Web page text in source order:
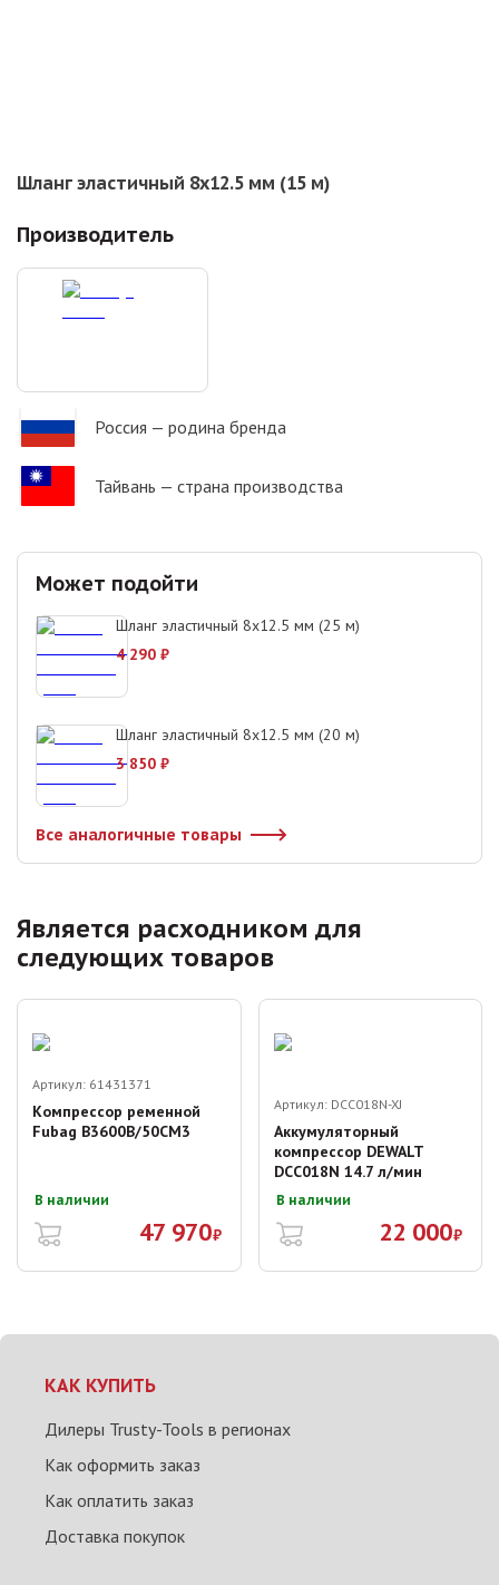
Шланг эластичный 8х12.5 мм (15 м)
Производитель
Россия — родина бренда
Тайвань — страна производства
Может подойти
Шланг эластичный 8х12.5 мм (25 м)
4 290 ₽
Шланг эластичный 8х12.5 мм (20 м)
3 850 ₽
Все аналогичные товары
Является расходником для
следующих товаров
Артикул: 61431371
Компрессор ременной
Fubag B3600B/50CM3
В наличии
47 970₽
Артикул: DCC018N-XJ
Аккумуляторный
компрессор DEWALT
DCC018N 14.7 л/мин
В наличии
22 000₽
КАК КУПИТЬ
Дилеры Trusty-Tools в регионах
Как оформить заказ
Как оплатить заказ
Доставка покупок